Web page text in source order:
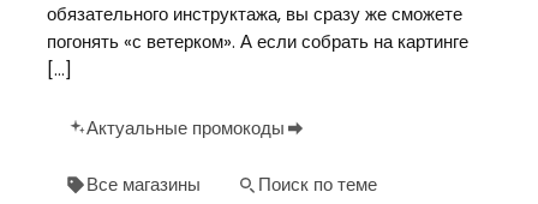
обязательного инструктажа, вы сразу же сможете
погонять «с ветерком». А если собрать на картинге
[…]
Актуальные промокоды
Все магазины Поиск по теме